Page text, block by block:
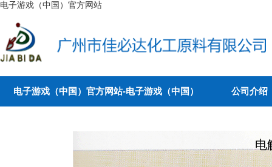
电子游戏（中国）官方网站
电子游戏（中国）官方网站-电子游戏（中国） 公司介绍
电